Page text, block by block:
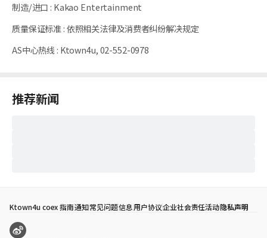
制造/进口 : Kakao Entertainment
质量保证标准 :依照相关法律及消费者纠纷解决规定
AS中心热线 : Ktown4u, 02-552-0978
推荐新闻
Ktown4u coex 指南通知常见问题信息用户协议企业社会责任活动隐私声明